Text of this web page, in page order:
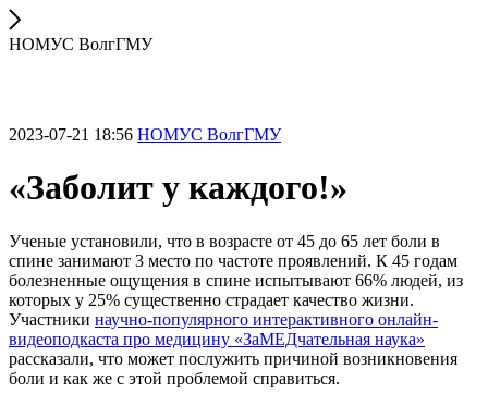
НОМУС ВолгГМУ
2023-07-21 18:56 НОМУС ВолгГМУ
«Заболит у каждого!»
Ученые установили, что в возрасте от 45 до 65 лет боли в
спине занимают 3 место по частоте проявлений. К 45 годам
болезненные ощущения в спине испытывают 66% людей, из
которых у 25% существенно страдает качество жизни.
Участники научно-популярного интерактивного онлайн-
видеоподкаста про медицину «ЗаМЕДчательная наука»
рассказали, что может послужить причиной возникновения
боли и как же с этой проблемой справиться.